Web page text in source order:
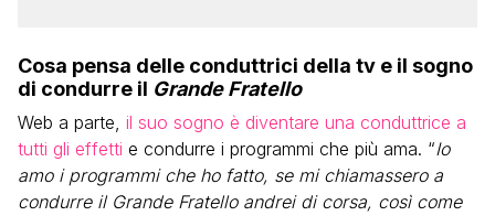
Cosa pensa delle conduttrici della tv e il sogno
di condurre il Grande Fratello
Web a parte, il suo sogno è diventare una conduttrice a
tutti gli effetti e condurre i programmi che più ama. “Io
amo i programmi che ho fatto, se mi chiamassero a
condurre il Grande Fratello andrei di corsa, così come